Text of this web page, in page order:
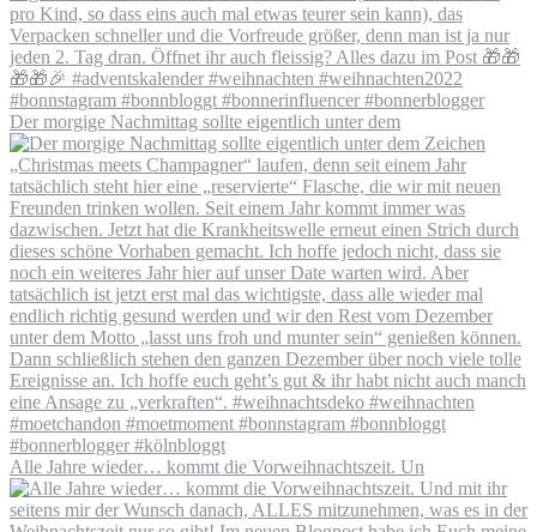
Der morgige Nachmittag sollte eigentlich unter dem
Alle Jahre wieder… kommt die Vorweihnachtszeit. Un